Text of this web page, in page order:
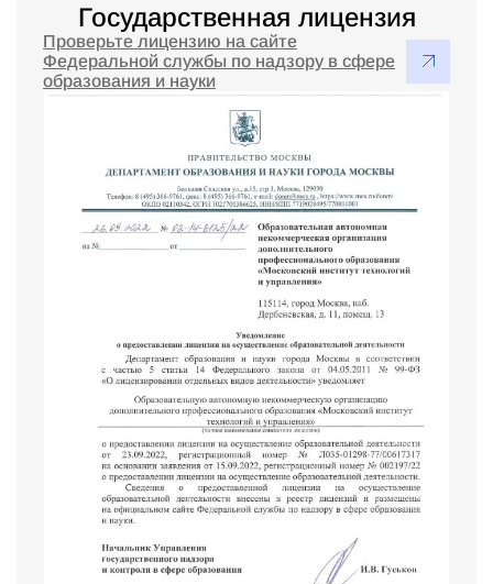
Государственная лицензия
Проверьте лицензию на сайте
Федеральной службы по надзору в сфере
образования и науки